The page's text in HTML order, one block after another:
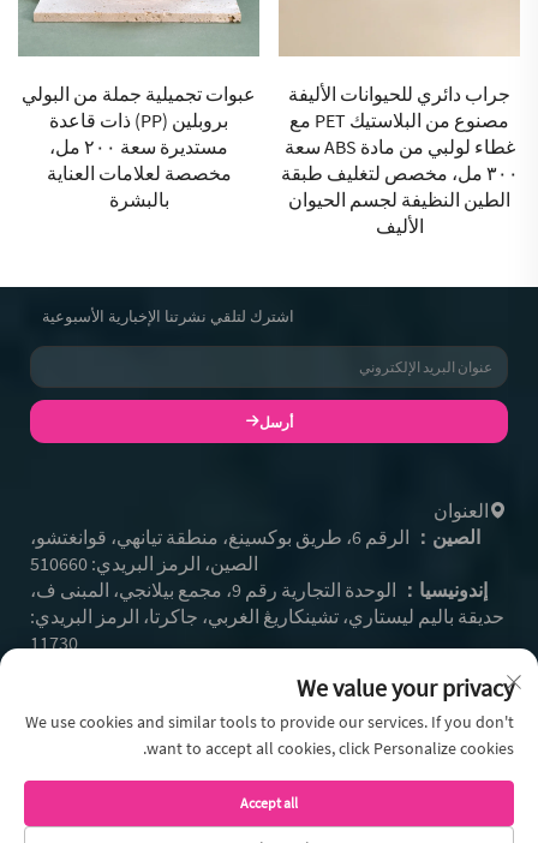
عبوات تجميلية جملة من البولي
بروبلين (PP) ذات قاعدة
مستديرة سعة ٢٠٠ مل،
مخصصة لعلامات العناية
بالبشرة
مصنع تغليف مستحضرات
التجميل في إندونيسيا، عبوة
دائرية من معقم اليدين الرغوي
للتنظيف
اشترك لتلقي نشرتنا الإخبارية الأسبوعية
أرسل
العنوان
الصين：
الرقم 6، طريق بوكسينغ، منطقة تيانهي، قوانغتشو،
الصين، الرمز البريدي: 510660
إندونيسيا：
الوحدة التجارية رقم 9، مجمع بيلانجي، المبنى ف،
حديقة باليم ليستاري، تشينكاريڠ الغربي، جاكرتا، الرمز البريدي:
11730
واتساب:+62 812-9504-2586
البريد الإلكتروني:[email protected]
We value your privacy
We use cookies and similar tools to provide our services. If you don't
want to accept all cookies, click Personalize cookies.
Accept all